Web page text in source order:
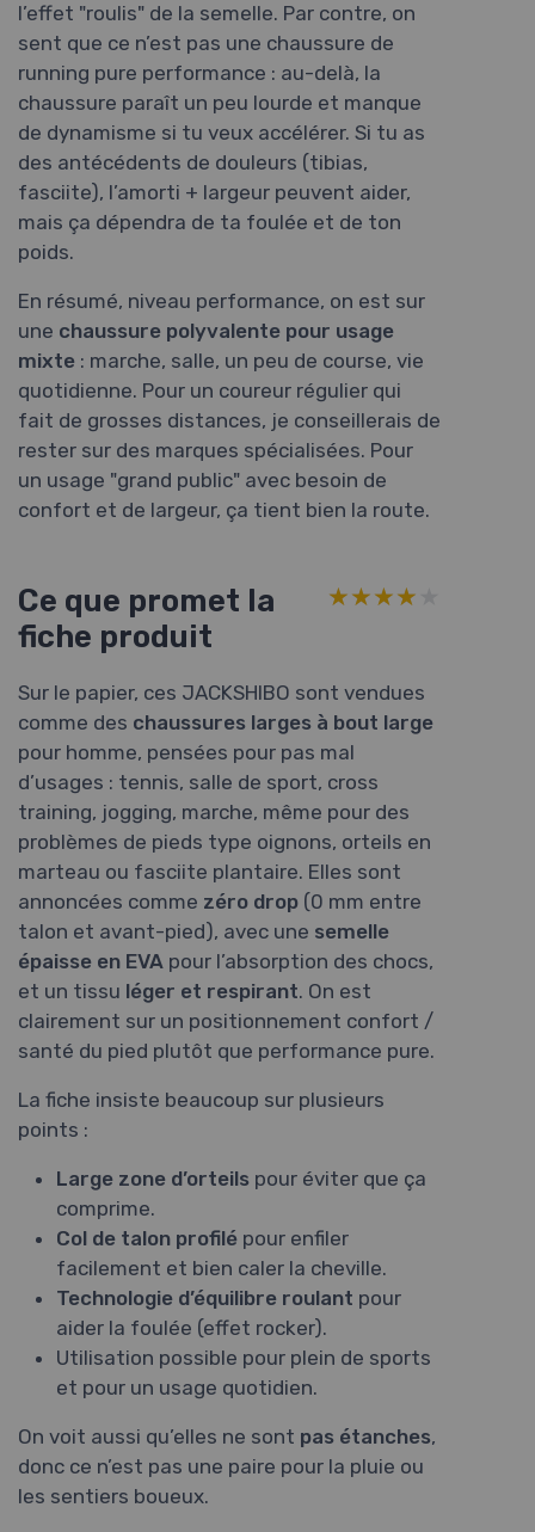
l’effet "roulis" de la semelle. Par contre, on
sent que ce n’est pas une chaussure de
running pure performance : au-delà, la
chaussure paraît un peu lourde et manque
de dynamisme si tu veux accélérer. Si tu as
des antécédents de douleurs (tibias,
fasciite), l’amorti + largeur peuvent aider,
mais ça dépendra de ta foulée et de ton
poids.
En résumé, niveau performance, on est sur
une chaussure polyvalente pour usage
mixte : marche, salle, un peu de course, vie
quotidienne. Pour un coureur régulier qui
fait de grosses distances, je conseillerais de
rester sur des marques spécialisées. Pour
un usage "grand public" avec besoin de
confort et de largeur, ça tient bien la route.
Ce que promet la
fiche produit
★★★★★
★★★★★
Sur le papier, ces JACKSHIBO sont vendues
comme des chaussures larges à bout large
pour homme, pensées pour pas mal
d’usages : tennis, salle de sport, cross
training, jogging, marche, même pour des
problèmes de pieds type oignons, orteils en
marteau ou fasciite plantaire. Elles sont
annoncées comme zéro drop (0 mm entre
talon et avant-pied), avec une semelle
épaisse en EVA pour l’absorption des chocs,
et un tissu léger et respirant. On est
clairement sur un positionnement confort /
santé du pied plutôt que performance pure.
La fiche insiste beaucoup sur plusieurs
points :
Large zone d’orteils pour éviter que ça
comprime.
Col de talon profilé pour enfiler
facilement et bien caler la cheville.
Technologie d’équilibre roulant pour
aider la foulée (effet rocker).
Utilisation possible pour plein de sports
et pour un usage quotidien.
On voit aussi qu’elles ne sont pas étanches,
donc ce n’est pas une paire pour la pluie ou
les sentiers boueux.